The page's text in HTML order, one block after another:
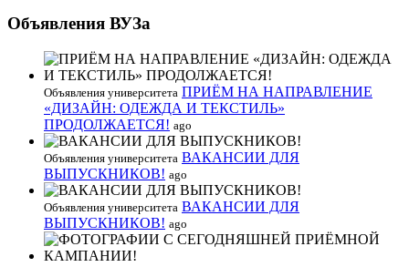
Объявления ВУЗа
Объявления университета ПРИЁМ НА НАПРАВЛЕНИЕ
«ДИЗАЙН: ОДЕЖДА И ТЕКСТИЛЬ»
ПРОДОЛЖАЕТСЯ! ago
Объявления университета ВАКАНСИИ ДЛЯ
ВЫПУСКНИКОВ! ago
Объявления университета ВАКАНСИИ ДЛЯ
ВЫПУСКНИКОВ! ago